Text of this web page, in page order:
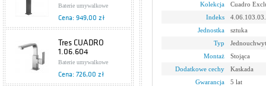
Baterie umywalkowe
Cena: 949,00 zł
Tres CUADRO
1.06.604
Baterie umywalkowe
Cena: 726,00 zł
Kolekcja
Cuadro
Indeks
Jednostka
sztuka
Typ
Montaż
Stojąca
Dodatkowe cechy
Kaskada
Gwarancja
5 lat